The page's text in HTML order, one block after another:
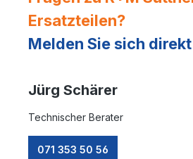
Ersatzteilen?
Melden Sie sich
Jürg Schärer
Technischer Berater
071 353 50 56